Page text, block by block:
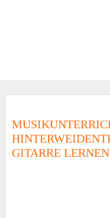
GITARRE LERNEN